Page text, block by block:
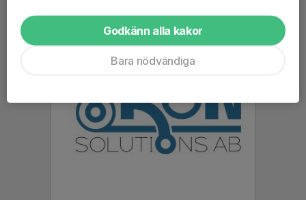
Godkänn alla kakor
Bara nödvändiga